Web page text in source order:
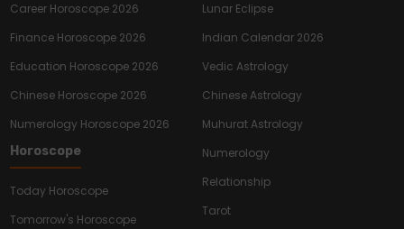
Career Horoscope 2026
Finance Horoscope 2026
Education Horoscope 2026
Chinese Horoscope 2026
Numerology Horoscope 2026
Horoscope
Today Horoscope
Tomorrow's Horoscope
Lunar Eclipse
Indian Calendar 2026
Vedic Astrology
Chinese Astrology
Muhurat Astrology
Numerology
Relationship
Tarot